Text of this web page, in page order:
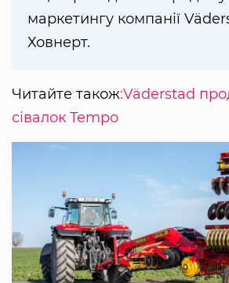
маркетингу компанії
Ховнерт.
Читайте також:Väderstad
сівалок Tempo